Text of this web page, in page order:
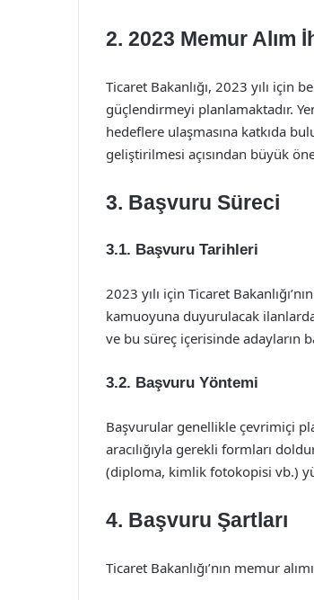
2. 2023 Memur Alım
Ticaret Bakanlığı, 2023 yılı için
güçlendirmeyi planlamaktadır.
hedeflere ulaşmasına katkıda
geliştirilmesi açısından büyük
3. Başvuru Süreci
3.1. Başvuru Tarihleri
2023 yılı için Ticaret
kamuoyuna duyurulacak
ve bu süreç içerisinde adayların
3.2. Başvuru Yöntemi
Başvurular genellikle çevrimiçi
aracılığıyla gerekli formları
(diploma, kimlik fotokopisi vb.)
4. Başvuru Şartları
Ticaret Bakanlığı’nın memur